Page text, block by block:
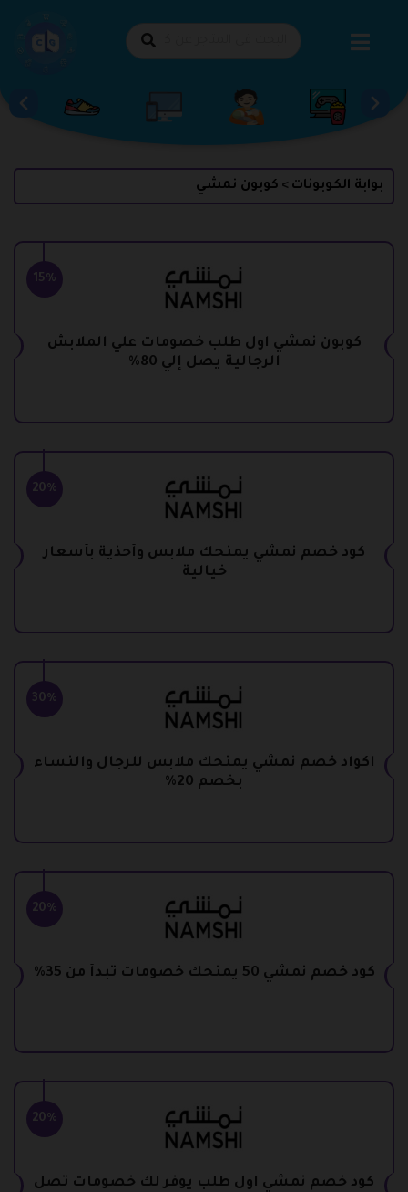
بوابة الكوبونات > كوبون نمشي
15%
كوبون نمشي اول طلب خصومات علي الملابش
الرجالية يصل إلي 80%
20%
كود خصم نمشي يمنحك ملابس وأحذية بأسعار
خيالية
30%
اكواد خصم نمشي يمنحك ملابس للرجال والنساء
بخصم 20%
20%
كود خصم نمشي 50 يمنحك خصومات تبدأ من 35%
20%
كود خصم نمشي اول طلب يوفر لك خصومات تصل